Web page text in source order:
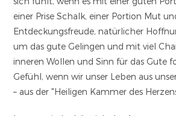
einer Prise Schalk, einer Portion Mut
Entdeckungsfreude, natürlicher
um das gute Gelingen und mit viel
inneren Wollen und Sinn für das Gute
Gefühl, wenn wir unser Leben aus
– aus der "Heiligen Kammer des